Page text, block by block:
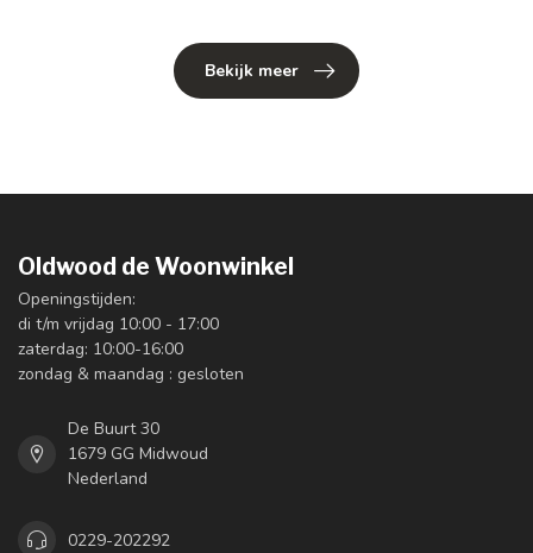
Bekijk meer
Oldwood de Woonwinkel
Openingstijden:
di t/m vrijdag 10:00 - 17:00
zaterdag: 10:00-16:00
zondag & maandag : gesloten
De Buurt 30
1679 GG Midwoud
Nederland
0229-202292